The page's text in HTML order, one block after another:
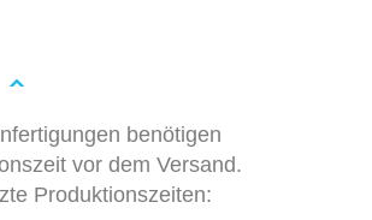
benötigen
vor dem Versand.
Produktionszeiten: